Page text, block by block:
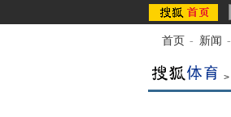
首页 - 新闻 -
>